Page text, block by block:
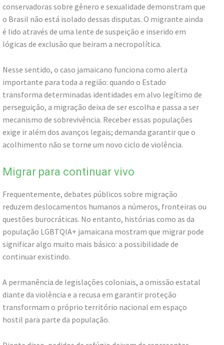
conservadoras sobre gênero e sexualidade demonstram que
o Brasil não está isolado dessas disputas. O migrante ainda
é lido através de uma lente de suspeição e inserido em
lógicas de exclusão que beiram a necropolítica.
Nesse sentido, o caso jamaicano funciona como alerta
importante para toda a região: quando o Estado
transforma determinadas identidades em alvo legítimo de
perseguição, a migração deixa de ser escolha e passa a ser
mecanismo de sobrevivência. Receber essas populações
exige ir além dos avanços legais; demanda garantir que o
acolhimento não se torne um novo ciclo de violência.
Migrar para continuar vivo
Frequentemente, debates públicos sobre migração
reduzem deslocamentos humanos a números, fronteiras ou
questões burocráticas. No entanto, histórias como as da
população LGBTQIA+ jamaicana mostram que migrar pode
significar algo muito mais básico: a possibilidade de
continuar existindo.
A permanência de legislações coloniais, a omissão estatal
diante da violência e a recusa em garantir proteção
transformam o próprio território nacional em espaço
hostil para parte da população.